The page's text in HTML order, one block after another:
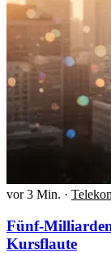
vor 3 Min. ·
Fünf-
Kursflaute